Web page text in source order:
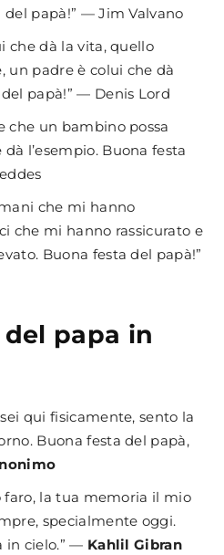
papà!” — Jim Valvano
che dà la vita, quello
un padre è colui che dà
papà!” — Denis Lord
che un bambino possa
l’esempio. Buona festa
che mi hanno
che mi hanno rassicurato e
Buona festa del papà!”
del papa in
qui fisicamente, sento la
Buona festa del papà,
faro, la tua memoria il mio
specialmente oggi.
in cielo.” — Kahlil Gibran